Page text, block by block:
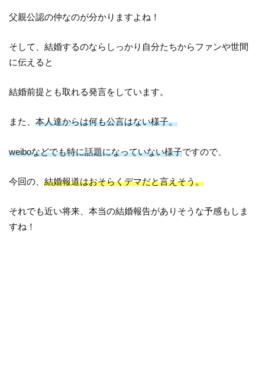
父親公認の仲なのが分かりますよね！
そして、結婚するのならしっかり自分たちからファンや世間
に伝えると
結婚前提とも取れる発言をしています。
また、本人達からは何も公言はない様子。
weiboなどでも特に話題になっていない様子ですので、
今回の、結婚報道はおそらくデマだと言えそう。
それでも近い将来、本当の結婚報告がありそうな予感もしま
すね！